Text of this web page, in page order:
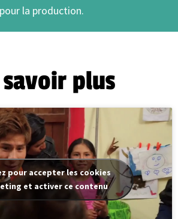
pour la production.
savoir plus
pour accepter les cookies
et activer ce contenu